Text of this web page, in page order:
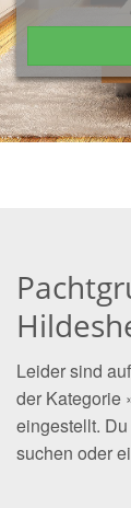
Leider sind
der Kategorie
eingestellt.
suchen oder